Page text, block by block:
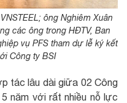
ông Nghiêm Xuân
các ông trong HĐTV, Ban
vụ PFS tham dự lễ ký kết
Công ty BSI
tác lâu dài giữa 02 Công
năm với rất nhiều nỗ lực